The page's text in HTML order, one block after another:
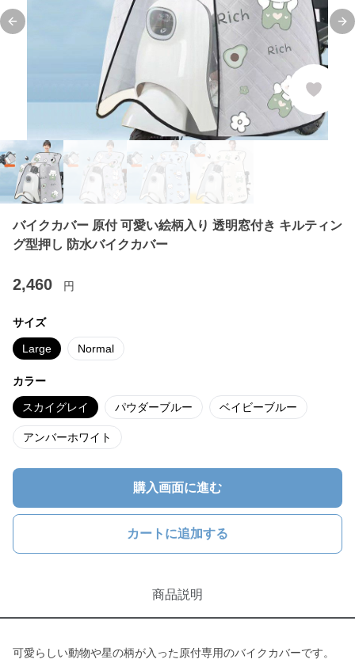
Previous slide
バイクカバー 原付 可愛い絵柄入り 透明窓付き キルティン
グ型押し 防水バイクカバー
2,460 円
サイズ
Large Normal
カラー
スカイグレイ パウダーブルー ベイビーブルー
アンバーホワイト
購入画面に進む
カートに追加する
商品説明
可愛らしい動物や星の柄が入った原付専用のバイクカバーです。